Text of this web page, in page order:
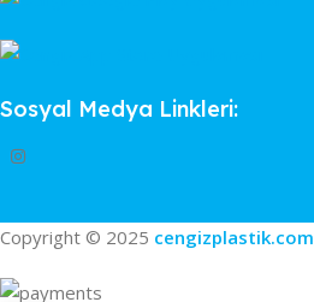
Sosyal Medya Linkleri:
Copyright © 2025 cengizplastik.com